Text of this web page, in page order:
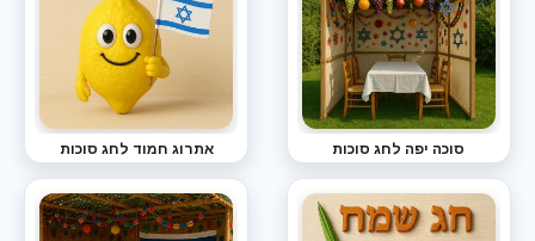
סוכה יפה לחג סוכות אתרוג חמוד לחג סוכות